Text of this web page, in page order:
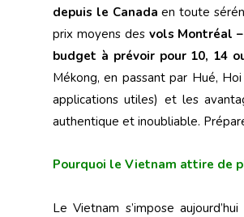
depuis le Canada en toute
prix moyens des vols Montréal
budget à prévoir pour 10, 14
Mékong, en passant par Hué,
applications utiles) et les
authentique et inoubliable.
Pourquoi le Vietnam attire de
Le Vietnam s’impose